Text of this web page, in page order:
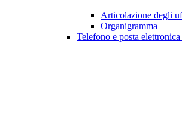
Articolazione degli
Organigramma
Telefono e posta elettronica